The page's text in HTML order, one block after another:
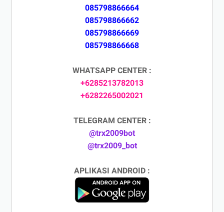
085798866664
085798866662
085798866669
085798866668
WHATSAPP CENTER :
+6285213782013
+6282265002021
TELEGRAM CENTER :
@trx2009bot
@trx2009_bot
APLIKASI ANDROID :